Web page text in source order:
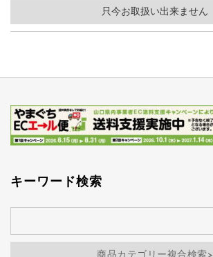
只今お取扱い出来ません
キーワード検索